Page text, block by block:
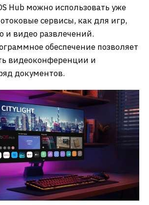
Hub можно использовать уже
сервисы, как для игр,
и видео развлечений.
обеспечение позволяет
видеоконференции и
документов.